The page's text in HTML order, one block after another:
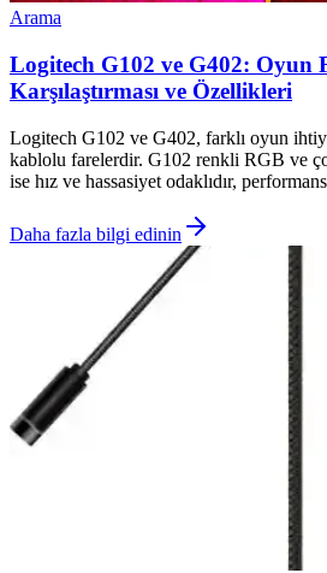
Arama
Logitech G102 ve G402: Oyun
Karşılaştırması ve Özellikleri
Logitech G102 ve G402, farklı oyun
kablolu farelerdir. G102 renkli RGB ve
ise hız ve hassasiyet odaklıdır,
Daha fazla bilgi edinin